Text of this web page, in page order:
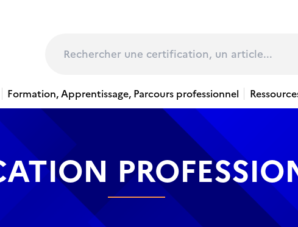
Formation, Apprentissage, Parcours professionnel